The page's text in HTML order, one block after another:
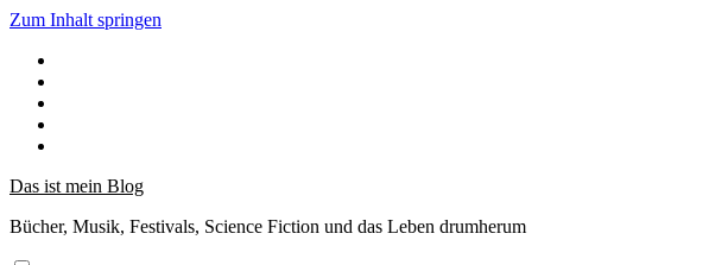
Zum Inhalt springen
Das ist mein Blog
Bücher, Musik, Festivals, Science Fiction und das Leben drumherum